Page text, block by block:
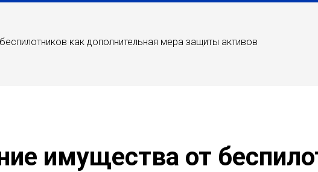
как дополнительная мера защиты активов
имущества от